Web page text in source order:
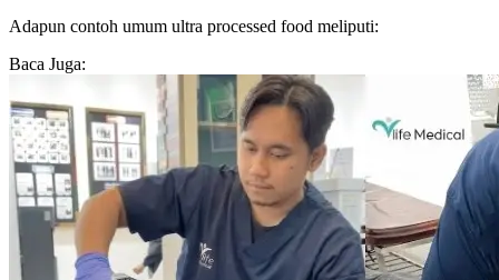
Adapun contoh umum ultra processed food meliputi:
Baca Juga: